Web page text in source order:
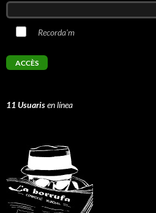
Recorda'm
11 Usuarisen línea